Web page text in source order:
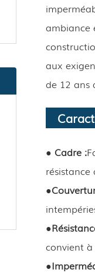
ambiance
aux
de 12 ans
● Cadre :
résistance
●
●
convient
●